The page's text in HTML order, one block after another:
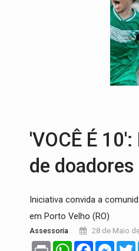
A ILHA:
'VOCÊ É
de
Iniciativa convida a
em Porto Velho (RO)
Assessoria 28 de Maio
Print WhatsAppFacebook